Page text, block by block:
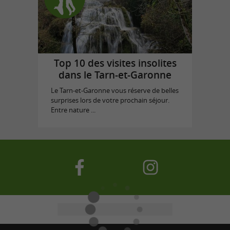
Top 10 des visites insolites
dans le Tarn-et-Garonne
Le Tarn-et-Garonne vous réserve de belles
surprises lors de votre prochain séjour.
Entre nature ...